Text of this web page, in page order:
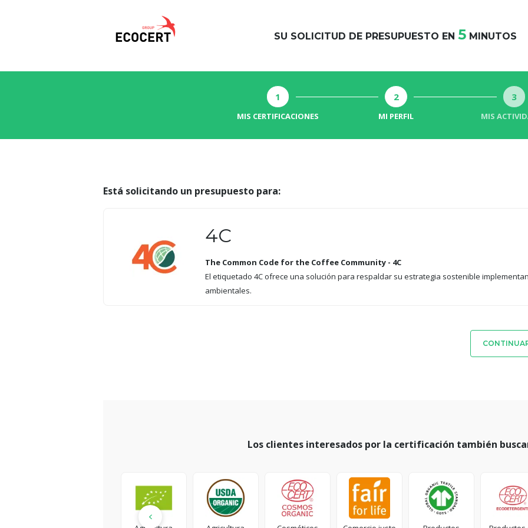
SU SOLICITUD DE PRESUPUESTO EN 5 MINUTOS
1
MIS CERTIFICACIONES
2
MI PERFIL
3
MIS
Está solicitando un presupuesto para:
4C
The Common Code for the Coffee Community - 4C
El etiquetado 4C ofrece una solución para respaldar su estrategia sostenible
ambientales.
Los clientes interesados por la certificación también